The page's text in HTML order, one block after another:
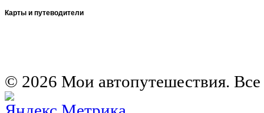
Карты и путеводители
© 2026 Мои автопутешествия.